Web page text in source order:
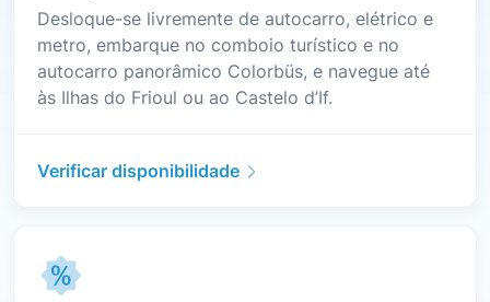
Desloque-se livremente de autocarro, elétrico e
metro, embarque no comboio turístico e no
autocarro panorâmico Colorbüs, e navegue até
às Ilhas do Frioul ou ao Castelo d’If.
Verificar disponibilidade